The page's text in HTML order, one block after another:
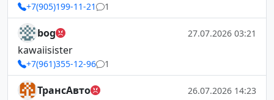
+7(905)199-11-21 1
bog 27.07.2026 03:21
kawaiisister
+7(961)355-12-96 1
ТрансАвто 26.07.2026 14:23